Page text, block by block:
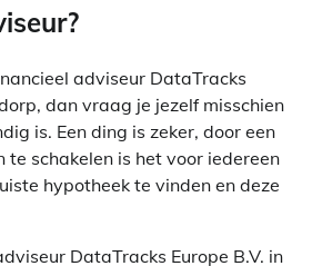
adviseur DataTracks
dan vraag je jezelf misschien
is. Een ding is zeker, door een
te schakelen is het voor iedereen
hypotheek te vinden en deze
DataTracks Europe B.V. in